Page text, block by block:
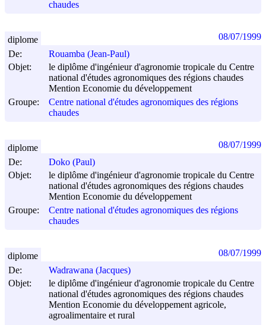
chaudes
De:
Rouamba (Jean-Paul)
Objet:
le diplôme d'ingénieur d'agronomie tropicale du Centre
national d'études agronomiques des régions chaudes
Mention Economie du développement
Groupe:
Centre national d'études agronomiques des régions
chaudes
diplome 08/07/1999
De:
Doko (Paul)
Objet:
le diplôme d'ingénieur d'agronomie tropicale du Centre
national d'études agronomiques des régions chaudes
Mention Economie du développement
Groupe:
Centre national d'études agronomiques des régions
chaudes
diplome 08/07/1999
De:
Wadrawana (Jacques)
Objet:
le diplôme d'ingénieur d'agronomie tropicale du Centre
national d'études agronomiques des régions chaudes
Mention Economie du développement agricole,
agroalimentaire et rural
diplome 08/07/1999